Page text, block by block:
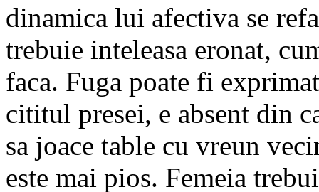
dinamica lui afectiva se
trebuie inteleasa eronat,
faca. Fuga poate fi
cititul presei, e absent din
sa joace table cu vreun
este mai pios. Femeia